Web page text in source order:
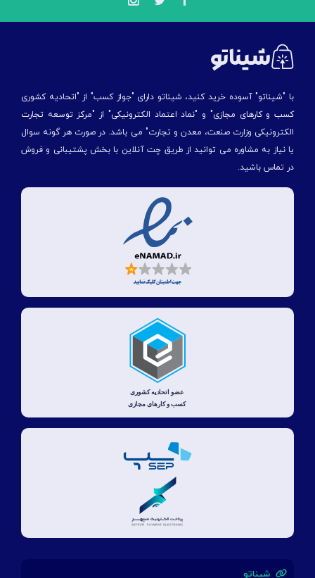
با "شیناتو" آسوده خرید کنید، شیناتو دارای "جواز کسب" از "اتحادیه کشوری
کسب و کارهای مجازی" و "نماد اعتماد الکترونیکی" از "مركز توسعه تجارت
الكترونیكی وزارت صنعت، معدن و تجارت" می باشد. در صورت هر گونه سوال
یا نیاز به مشاوره می توانید از طریق چت آنلاین با بخش پشتیبانی و فروش
در تماس باشید.
شیناتو